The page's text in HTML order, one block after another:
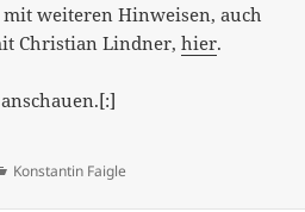
weiteren Hinweisen, auch
Christian Lindner,hier.
anschauen.[:]
Kategorien
Konstantin Faigle